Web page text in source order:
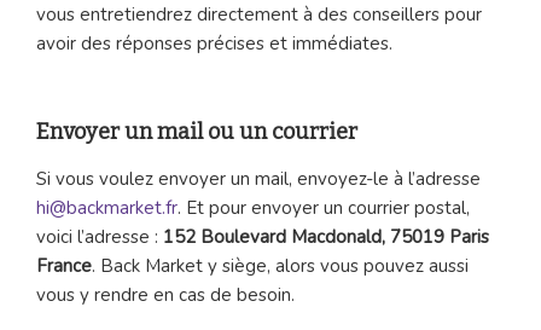
vous entretiendrez directement à des conseillers pour
avoir des réponses précises et immédiates.
Envoyer un mail ou un courrier
Si vous voulez envoyer un mail, envoyez-le à l’adresse
hi@backmarket.fr. Et pour envoyer un courrier postal,
voici l’adresse : 152 Boulevard Macdonald, 75019 Paris
France. Back Market y siège, alors vous pouvez aussi
vous y rendre en cas de besoin.